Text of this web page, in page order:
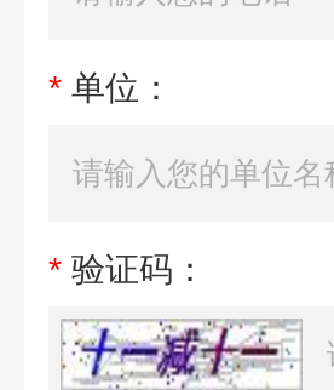
* 单位：
* 验证码：